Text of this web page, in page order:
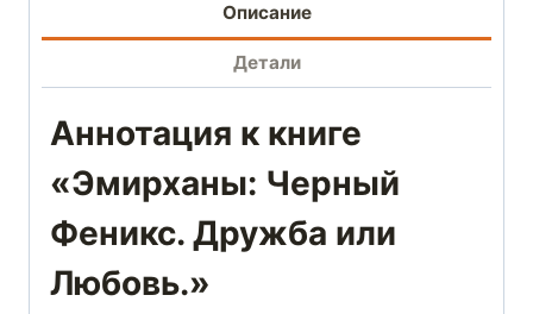
Описание
Детали
Аннотация к книге
«Эмирханы: Черный
Феникс. Дружба или
Любовь.»